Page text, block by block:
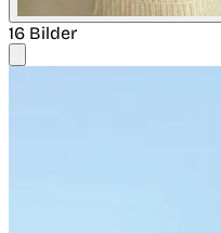
16 Bilder